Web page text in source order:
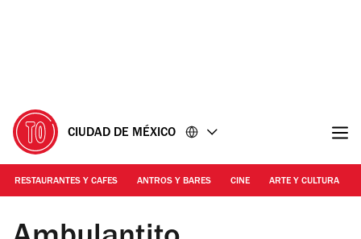
CIUDAD DE MÉXICO
RESTAURANTES Y CAFES ANTROS Y BARES CINE ARTE Y CULTURA
Foto: Cortesía